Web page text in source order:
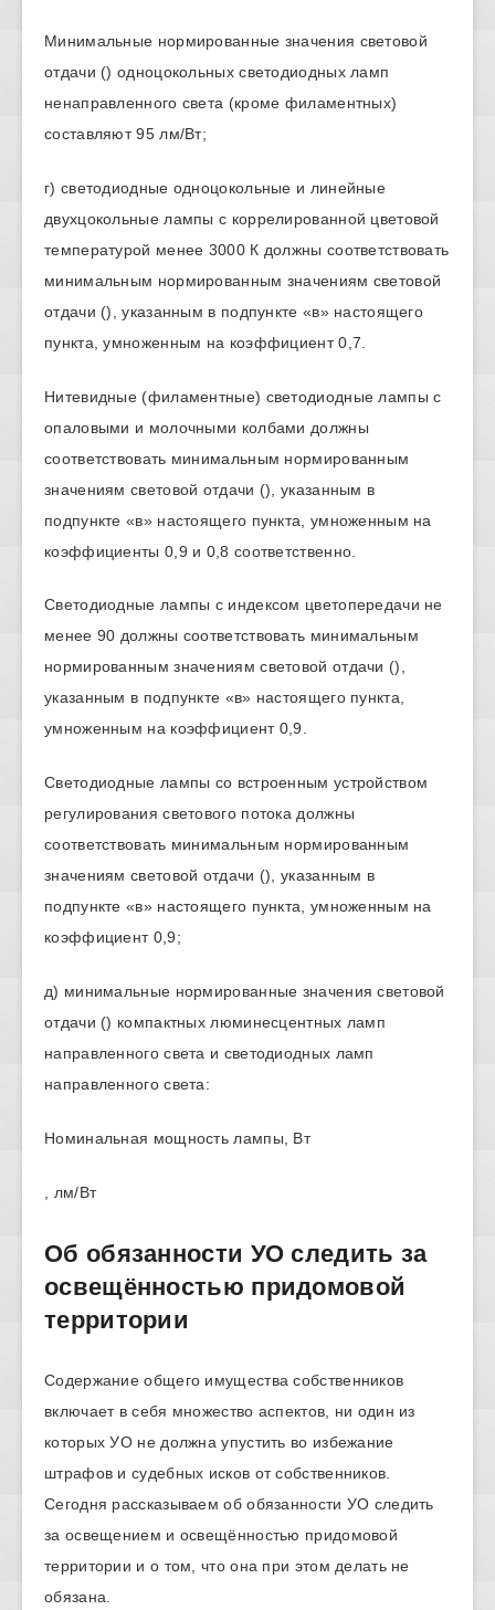
Минимальные нормированные значения световой
отдачи () одноцокольных светодиодных ламп
ненаправленного света (кроме филаментных)
составляют 95 лм/Вт;
г) светодиодные одноцокольные и линейные
двухцокольные лампы с коррелированной цветовой
температурой менее 3000 К должны соответствовать
минимальным нормированным значениям световой
отдачи (), указанным в подпункте «в» настоящего
пункта, умноженным на коэффициент 0,7.
Нитевидные (филаментные) светодиодные лампы с
опаловыми и молочными колбами должны
соответствовать минимальным нормированным
значениям световой отдачи (), указанным в
подпункте «в» настоящего пункта, умноженным на
коэффициенты 0,9 и 0,8 соответственно.
Светодиодные лампы с индексом цветопередачи не
менее 90 должны соответствовать минимальным
нормированным значениям световой отдачи (),
указанным в подпункте «в» настоящего пункта,
умноженным на коэффициент 0,9.
Светодиодные лампы со встроенным устройством
регулирования светового потока должны
соответствовать минимальным нормированным
значениям световой отдачи (), указанным в
подпункте «в» настоящего пункта, умноженным на
коэффициент 0,9;
д) минимальные нормированные значения световой
отдачи () компактных люминесцентных ламп
направленного света и светодиодных ламп
направленного света:
Номинальная мощность лампы, Вт
, лм/Вт
Об обязанности УО следить за
освещённостью придомовой
территории
Содержание общего имущества собственников
включает в себя множество аспектов, ни один из
которых УО не должна упустить во избежание
штрафов и судебных исков от собственников.
Сегодня рассказываем об обязанности УО следить
за освещением и освещённостью придомовой
территории и о том, что она при этом делать не
обязана.